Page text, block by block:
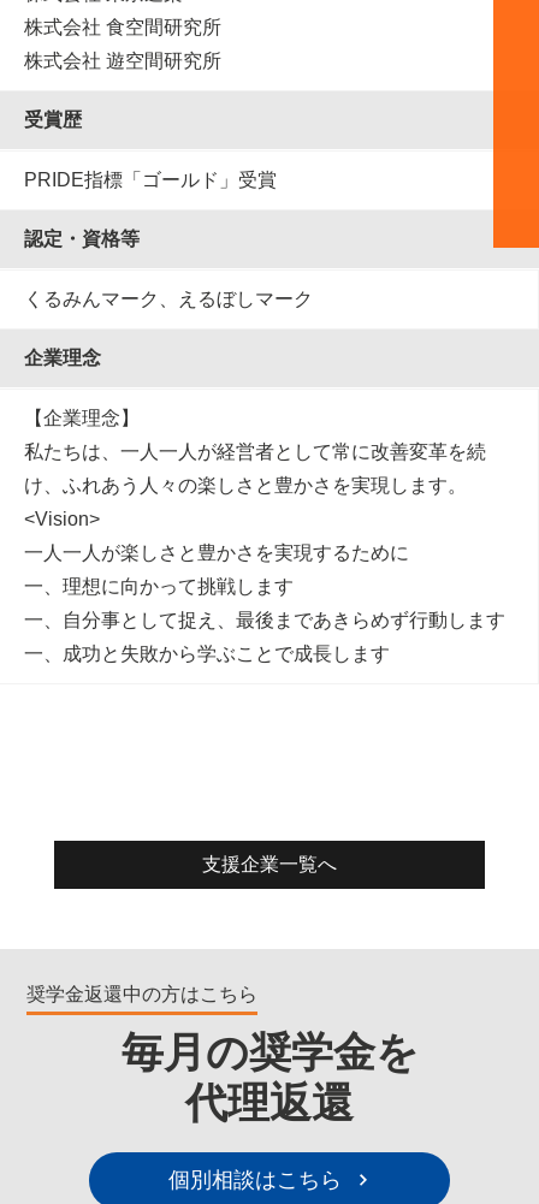
株式会社 食空間研究所
株式会社 遊空間研究所
受賞歴
PRIDE指標「ゴールド」受賞
認定・資格等
くるみんマーク、えるぼしマーク
企業理念
【企業理念】
私たちは、一人一人が経営者として常に改善変革を続
け、ふれあう人々の楽しさと豊かさを実現します。
<Vision>
一人一人が楽しさと豊かさを実現するために
一、理想に向かって挑戦します
一、自分事として捉え、最後まであきらめず行動します
一、成功と失敗から学ぶことで成長します
支援企業一覧へ
奨学金返還中の方はこちら
毎月の奨学金を
代理返還
個別相談はこちら